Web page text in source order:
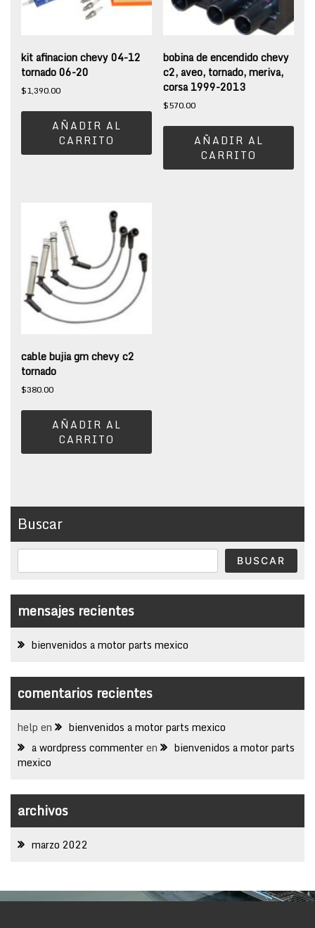
kit afinacion chevy 04-12
tornado 06-20
$1,390.00
AÑADIR AL
CARRITO
bobina de encendido chevy
c2, aveo, tornado, meriva,
corsa 1999-2013
$570.00
AÑADIR AL
CARRITO
cable bujia gm chevy c2
tornado
$380.00
AÑADIR AL
CARRITO
Buscar
BUSCAR
mensajes recientes
bienvenidos a motor parts mexico
comentarios recientes
help en
bienvenidos a motor parts mexico
a wordpress commenteren
bienvenidos a motor parts
mexico
archivos
marzo 2022